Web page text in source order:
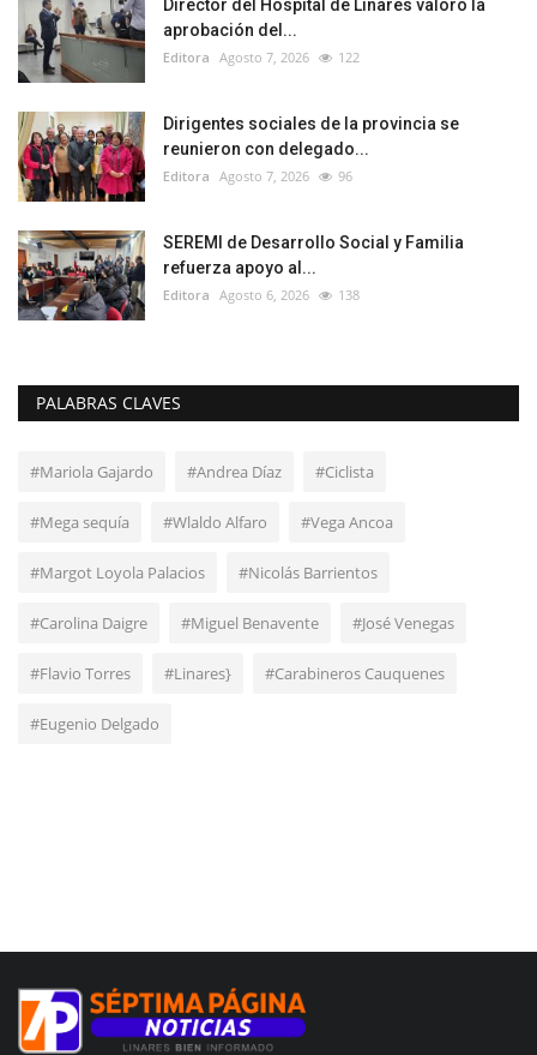
Director del Hospital de Linares valoró la
aprobación del...
Editora Agosto 7, 2026 122
Dirigentes sociales de la provincia se
reunieron con delegado...
Editora Agosto 7, 2026 96
SEREMI de Desarrollo Social y Familia
refuerza apoyo al...
Editora Agosto 6, 2026 138
PALABRAS CLAVES
#Mariola Gajardo #Andrea Díaz #Ciclista
#Mega sequía #Wlaldo Alfaro #Vega Ancoa
#Margot Loyola Palacios #Nicolás Barrientos
#Carolina Daigre #Miguel Benavente #José Venegas
#Flavio Torres #Linares} #Carabineros Cauquenes
#Eugenio Delgado